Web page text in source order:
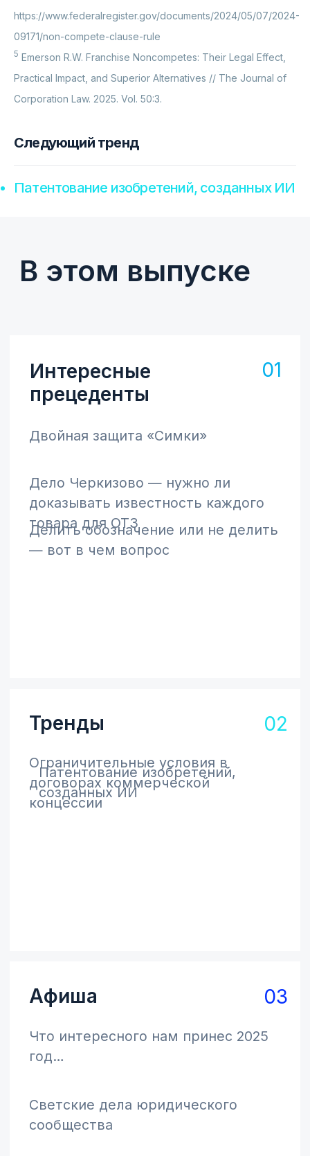
https://www.federalregister.gov/documents/2024/05/07/2024-
09171/non-compete-clause-rule
5 Emerson R.W. Franchise Noncompetes: Their Legal Effect,
Practical Impact, and Superior Alternatives // The Journal of
Corporation Law. 2025. Vol. 50:3.
Следующий тренд
Патентование изобретений, созданных ИИ
Подпишитесь
на новые
выпуски
Раз в квартал присылаем свежий
номер. Только полезный контент в
удобном формате
+7 495 665-82-58
Политика конфиденициальности
Архив выпусков